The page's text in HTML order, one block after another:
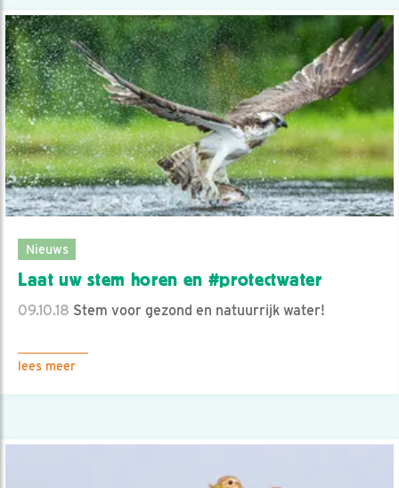
Nieuws
Laat uw stem horen en #protectwater
09.10.18 Stem voor gezond en natuurrijk water!
lees meer